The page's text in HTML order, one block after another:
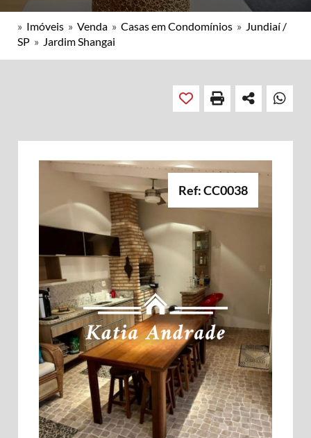
» Imóveis » Venda » Casas em Condomínios » Jundiaí /
SP » Jardim Shangai
Ref: CC0038